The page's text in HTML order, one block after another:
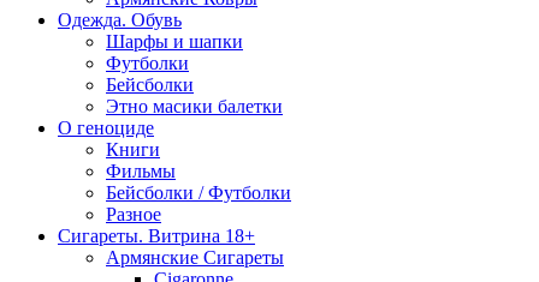
Одежда. Обувь
Шарфы и шапки
Футболки
Бейсболки
Этно масики балетки
О геноциде
Книги
Фильмы
Бейсболки / Футболки
Разное
Сигареты. Витрина 18+
Армянские Сигареты